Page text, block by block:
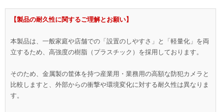
【製品の耐久性に関するご理解とお願い】
本製品は、一般家庭や店舗での「設置のしやすさ」と「軽量化」を両
立するため、高強度の樹脂（プラスチック）を採用しております。
そのため、金属製の筐体を持つ産業用・業務用の高額な防犯カメラと
比較しますと、外部からの衝撃や環境変化に対する耐久性は異なりま
す。